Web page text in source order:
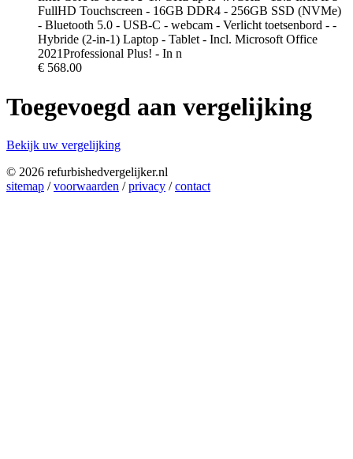
FullHD Touchscreen - 16GB DDR4 - 256GB SSD (NVMe)
- Bluetooth 5.0 - USB-C - webcam - Verlicht toetsenbord - -
Hybride (2-in-1) Laptop - Tablet - Incl. Microsoft Office
2021Professional Plus! - In n
€ 568.00
Toegevoegd aan vergelijking
Bekijk uw vergelijking
© 2026 refurbishedvergelijker.nl
sitemap /voorwaarden /privacy /contact